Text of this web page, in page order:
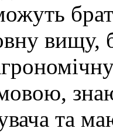
вищу,
та